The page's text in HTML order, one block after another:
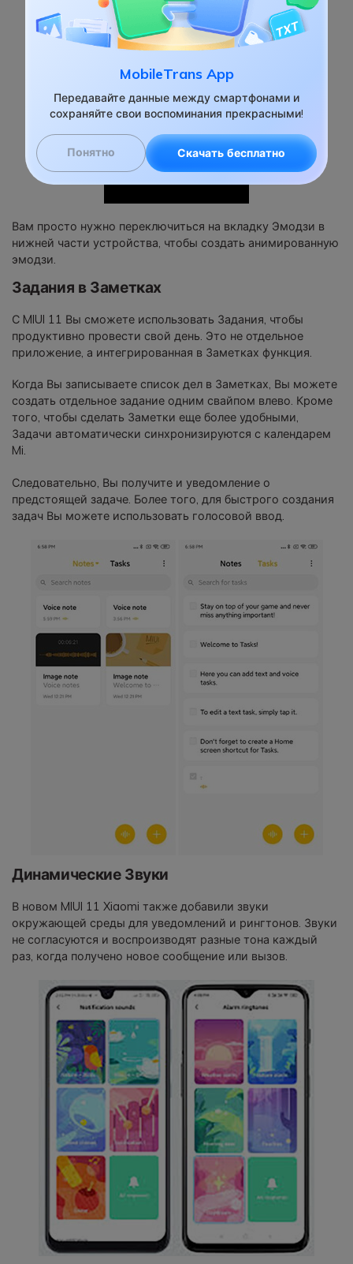
Вам просто нужно переключиться на вкладку Эмодзи в
нижней части устройства, чтобы создать анимированную
эмодзи.
Задания в Заметках
С MIUI 11 Вы сможете использовать Задания, чтобы
продуктивно провести свой день. Это не отдельное
приложение, а интегрированная в Заметках функция.
Когда Вы записываете список дел в Заметках, Вы можете
создать отдельное задание одним свайпом влево. Кроме
того, чтобы сделать Заметки еще более удобными,
Задачи автоматически синхронизируются с календарем
Mi.
Следовательно, Вы получите и уведомление о
предстоящей задаче. Более того, для быстрого создания
задач Вы можете использовать голосовой ввод.
Динамические Звуки
В новом MIUI 11 Xiaomi также добавили звуки
окружающей среды для уведомлений и рингтонов. Звуки
не согласуются и воспроизводят разные тона каждый
раз, когда получено новое сообщение или вызов.
MobileTrans App
Передавайте данные между смартфонами и
сохраняйте свои воспоминания прекрасными!
Понятно Скачать бесплатно